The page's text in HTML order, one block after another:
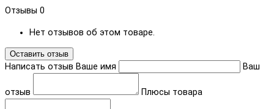
Отзывы 0
Нет отзывов об этом товаре.
Оставить отзыв
Написать отзыв Ваше имя Ваш
отзыв Плюсы товара